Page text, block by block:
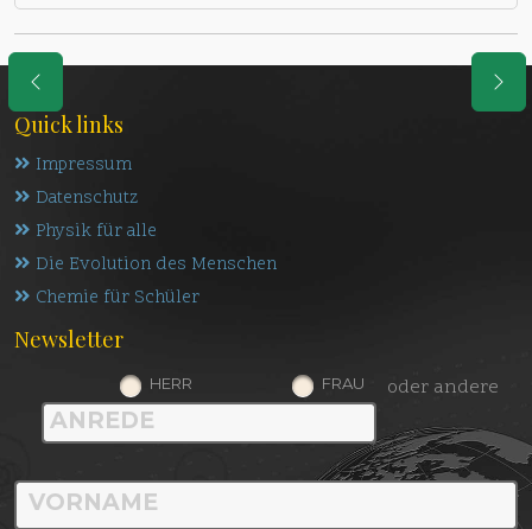
Quick links
Impressum
Datenschutz
Physik für alle
Die Evolution des Menschen
Chemie für Schüler
Newsletter
HERR FRAU oder andere